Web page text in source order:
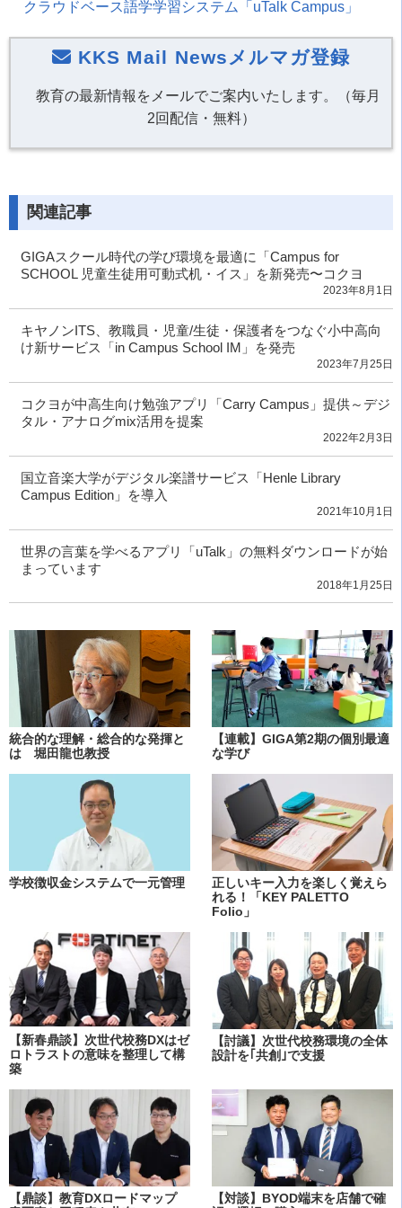
クラウドベース語学学習システム「 uTalk Campus 」
KKS Mail Newsメルマガ登録
教育の最新情報をメールでご案内いたします。（毎月
2回配信・無料）
関連記事
GIGAスクール時代の学び環境を最適に「Campus for
SCHOOL 児童生徒用可動式机・イス」を新発売〜コクヨ
2023年8月1日
キヤノンITS、教職員・児童/生徒・保護者をつなぐ小中高向
け新サービス「in Campus School IM」を発売
2023年7月25日
コクヨが中高生向け勉強アプリ「Carry Campus」提供～デジ
タル・アナログmix活用を提案
2022年2月3日
国立音楽大学がデジタル楽譜サービス「Henle Library
Campus Edition」を導入
2021年10月1日
世界の言葉を学べるアプリ「uTalk」の無料ダウンロードが始
まっています
2018年1月25日
統合的な理解・総合的な発揮と
は 堀田龍也教授
【連載】GIGA第2期の個別最適
な学び
学校徴収金システムで一元管理
正しいキー入力を楽しく覚えら
れる！「KEY PALETTO
Folio」
【新春鼎談】次世代校務DXはゼ
ロトラストの意味を整理して構
築
【討議】次世代校務環境の全体
設計を｢共創｣で支援
【鼎談】教育DXロードマップ
【対談】BYOD端末を店舗で確